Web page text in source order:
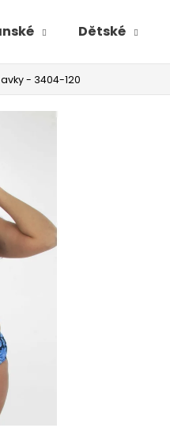
Dětské
- 3404-120